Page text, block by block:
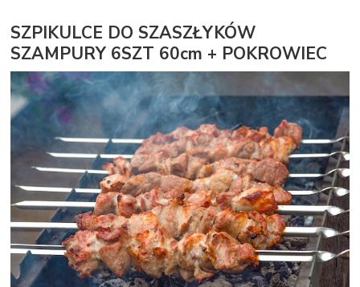
SZPIKULCE DO SZASZŁYKÓW
SZAMPURY 6SZT 60cm + POKROWIEC